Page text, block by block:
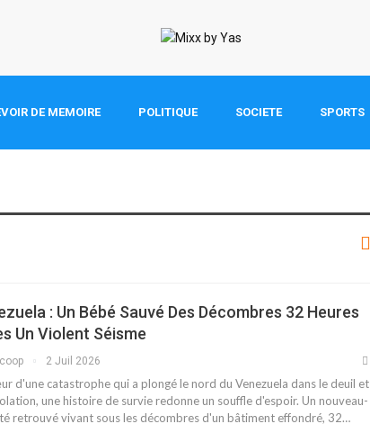
DE MEMOIRE POLITIQUE SOCIETE SPORTS
: Un Bébé Sauvé Des Décombres 32 Heures
Un Violent Séisme
2 Juil 2026
d'une catastrophe qui a plongé le nord du Venezuela dans le deuil et
une histoire de survie redonne un souffle d'espoir. Un nouveau-
retrouvé vivant sous les décombres d'un bâtiment effondré, 32…